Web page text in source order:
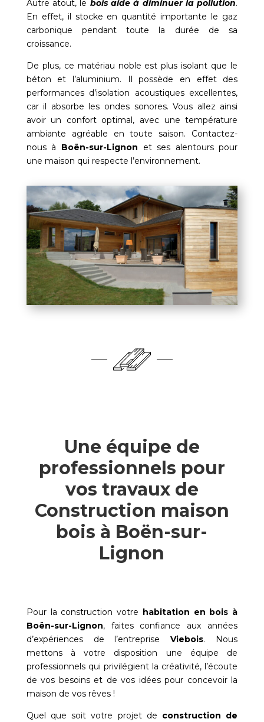
Autre atout, le bois aide à diminuer la pollution.
En effet, il stocke en quantité importante le gaz
carbonique pendant toute la durée de sa
croissance.
De plus, ce matériau noble est plus isolant que le
béton et l’aluminium. Il possède en effet des
performances d’isolation acoustiques excellentes,
car il absorbe les ondes sonores. Vous allez ainsi
avoir un confort optimal, avec une température
ambiante agréable en toute saison. Contactez-
nous à Boën-sur-Lignon et ses alentours pour
une maison qui respecte l’environnement.
Une équipe de
professionnels pour
vos travaux de
Construction maison
bois à Boën-sur-
Lignon
Pour la construction votre habitation en bois à
Boën-sur-Lignon, faites confiance aux années
d’expériences de l’entrepriseViebois. Nous
mettons à votre disposition une équipe de
professionnels qui privilégient la créativité, l’écoute
de vos besoins et de vos idées pour concevoir la
maison de vos rêves !
Quel que soit votre projet de construction de